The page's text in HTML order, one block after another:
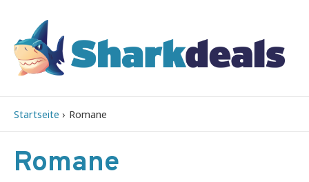
Startseite Romane
Romane